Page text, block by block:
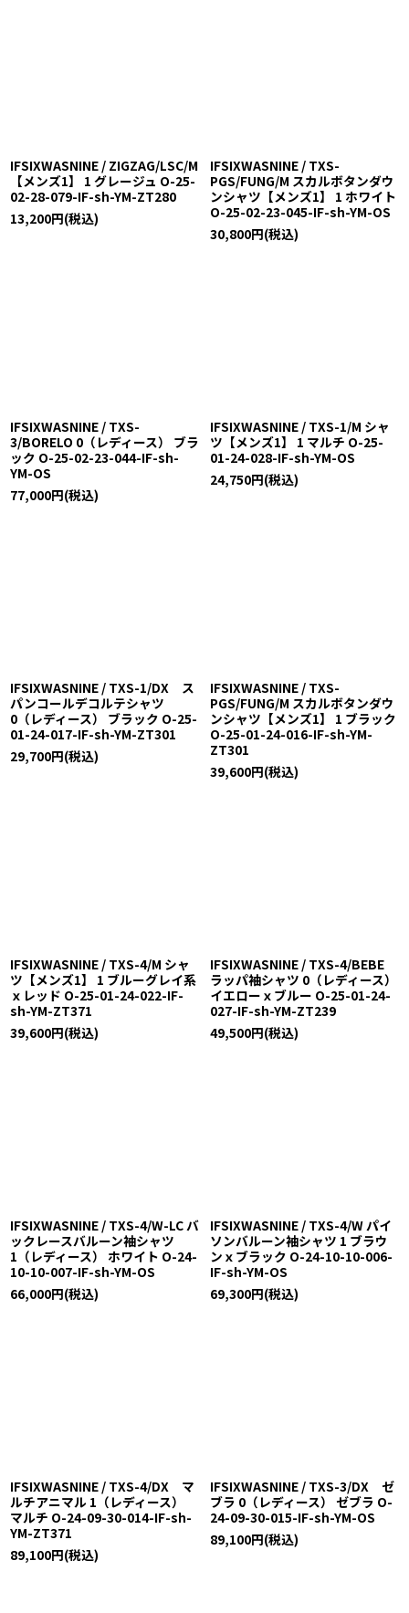
IFSIXWASNINE / ZIGZAG/LSC/M
【メンズ1】 1 グレージュ O-25-
02-28-079-IF-sh-YM-ZT280
13,200円(税込)
IFSIXWASNINE / TXS-
PGS/FUNG/M スカルボタンダウ
ンシャツ【メンズ1】 1 ホワイト
O-25-02-23-045-IF-sh-YM-OS
30,800円(税込)
IFSIXWASNINE / TXS-
3/BORELO 0（レディース） ブラ
ック O-25-02-23-044-IF-sh-
YM-OS
77,000円(税込)
IFSIXWASNINE / TXS-1/M シャ
ツ【メンズ1】 1 マルチ O-25-
01-24-028-IF-sh-YM-OS
24,750円(税込)
IFSIXWASNINE / TXS-1/DX ス
パンコールデコルテシャツ
0（レディース） ブラック O-25-
01-24-017-IF-sh-YM-ZT301
29,700円(税込)
IFSIXWASNINE / TXS-
PGS/FUNG/M スカルボタンダウ
ンシャツ【メンズ1】 1 ブラック
O-25-01-24-016-IF-sh-YM-
ZT301
39,600円(税込)
IFSIXWASNINE / TXS-4/M シャ
ツ【メンズ1】 1 ブルーグレイ系
ｘレッド O-25-01-24-022-IF-
sh-YM-ZT371
39,600円(税込)
IFSIXWASNINE / TXS-4/BEBE
ラッパ袖シャツ 0（レディース）
イエローｘブルー O-25-01-24-
027-IF-sh-YM-ZT239
49,500円(税込)
IFSIXWASNINE / TXS-4/W-LC バ
ックレースバルーン袖シャツ
1（レディース） ホワイト O-24-
10-10-007-IF-sh-YM-OS
66,000円(税込)
IFSIXWASNINE / TXS-4/W パイ
ソンバルーン袖シャツ 1 ブラウ
ンｘブラック O-24-10-10-006-
IF-sh-YM-OS
69,300円(税込)
IFSIXWASNINE / TXS-4/DX マ
ルチアニマル 1（レディース）
マルチ O-24-09-30-014-IF-sh-
YM-ZT371
89,100円(税込)
IFSIXWASNINE / TXS-3/DX ゼ
ブラ 0（レディース） ゼブラ O-
24-09-30-015-IF-sh-YM-OS
89,100円(税込)